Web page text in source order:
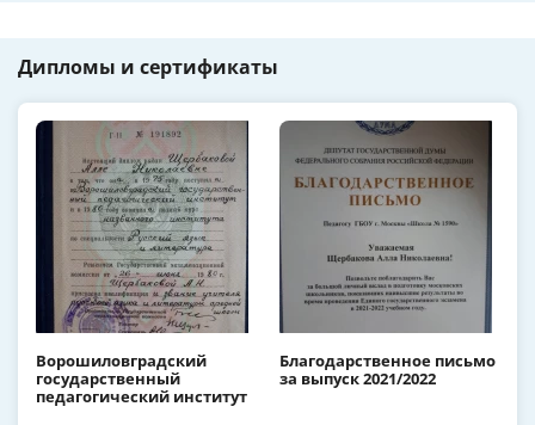
Дипломы и сертификаты
Ворошиловградский
государственный
педагогический институт
Благодарственное письмо
за выпуск 2021/2022